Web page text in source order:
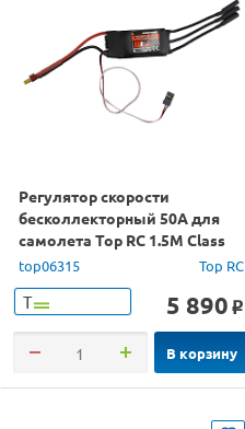
Регулятор скорости
бесколлекторный 50A для
самолета Top RC 1.5M Class
Cessna 185
top06315 Top RC
Т 5 890 o
В корзину